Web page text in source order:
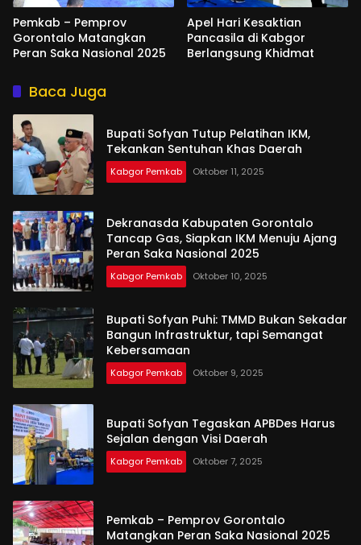
Pemkab – Pemprov
Gorontalo Matangkan
Peran Saka Nasional 2025
Apel Hari Kesaktian
Pancasila di Kabgor
Berlangsung Khidmat
Baca Juga
Bupati Sofyan Tutup Pelatihan IKM,
Tekankan Sentuhan Khas Daerah
Kabgor Pemkab Oktober 11, 2025
Dekranasda Kabupaten Gorontalo
Tancap Gas, Siapkan IKM Menuju Ajang
Peran Saka Nasional 2025
Kabgor Pemkab Oktober 10, 2025
Bupati Sofyan Puhi: TMMD Bukan Sekadar
Bangun Infrastruktur, tapi Semangat
Kebersamaan
Kabgor Pemkab Oktober 9, 2025
Bupati Sofyan Tegaskan APBDes Harus
Sejalan dengan Visi Daerah
Kabgor Pemkab Oktober 7, 2025
Pemkab – Pemprov Gorontalo
Matangkan Peran Saka Nasional 2025